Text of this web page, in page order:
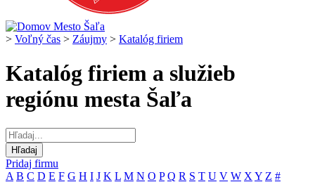
> Voľný čas > Záujmy > Katalóg firiem
Katalóg firiem a služieb
regiónu mesta Šaľa
Pridaj firmu
A B C D E F G H I J K L M N O P Q R S T U V W X Y Z #